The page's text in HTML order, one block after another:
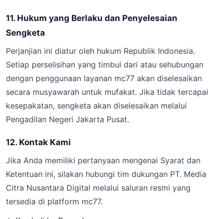
11. Hukum yang Berlaku dan Penyelesaian
Sengketa
Perjanjian ini diatur oleh hukum Republik Indonesia.
Setiap perselisihan yang timbul dari atau sehubungan
dengan penggunaan layanan mc77 akan diselesaikan
secara musyawarah untuk mufakat. Jika tidak tercapai
kesepakatan, sengketa akan diselesaikan melalui
Pengadilan Negeri Jakarta Pusat.
12. Kontak Kami
Jika Anda memiliki pertanyaan mengenai Syarat dan
Ketentuan ini, silakan hubungi tim dukungan PT. Media
Citra Nusantara Digital melalui saluran resmi yang
tersedia di platform mc77.